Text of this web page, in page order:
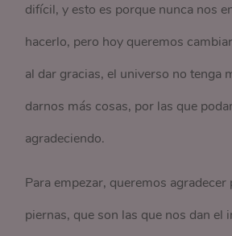
difícil, y esto es porque nunca nos
hacerlo, pero hoy queremos
al dar gracias, el universo no tenga
darnos más cosas, por las que
agradeciendo.
Para empezar, queremos agradecer
piernas, que son las que nos dan el